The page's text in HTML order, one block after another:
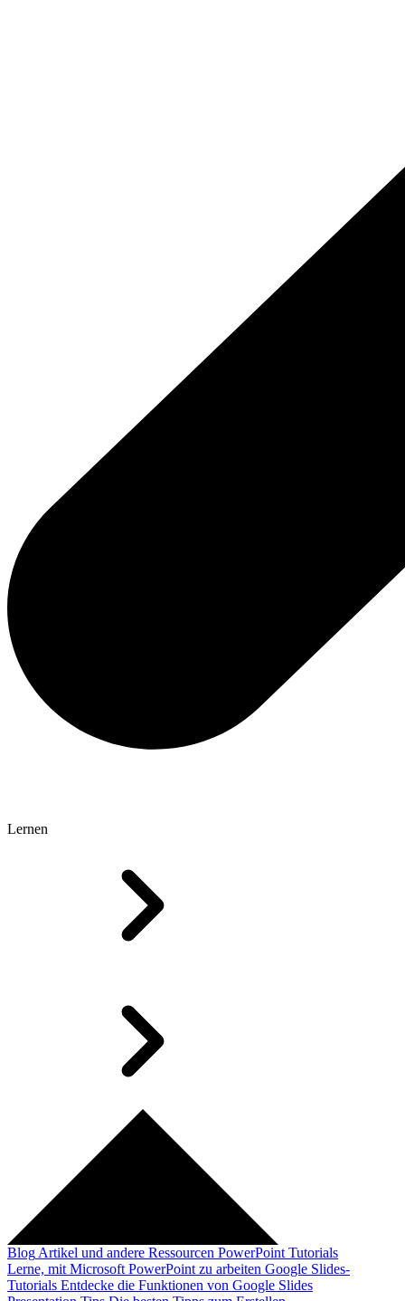
Lernen
Blog Artikel und andere Ressourcen PowerPoint Tutorials
Lerne, mit Microsoft PowerPoint zu arbeiten Google Slides-
Tutorials Entdecke die Funktionen von Google Slides